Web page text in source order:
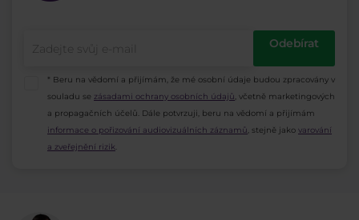
Odebírat
* Beru na vědomí a přijímám, že mé osobní údaje budou zpracovány v
souladu se zásadami ochrany osobních údajů, včetně marketingových
a propagačních účelů. Dále potvrzuji, beru na vědomí a přijímám
informace o pořizování audiovizuálních záznamů, stejně jako varování
a zveřejnění rizik.